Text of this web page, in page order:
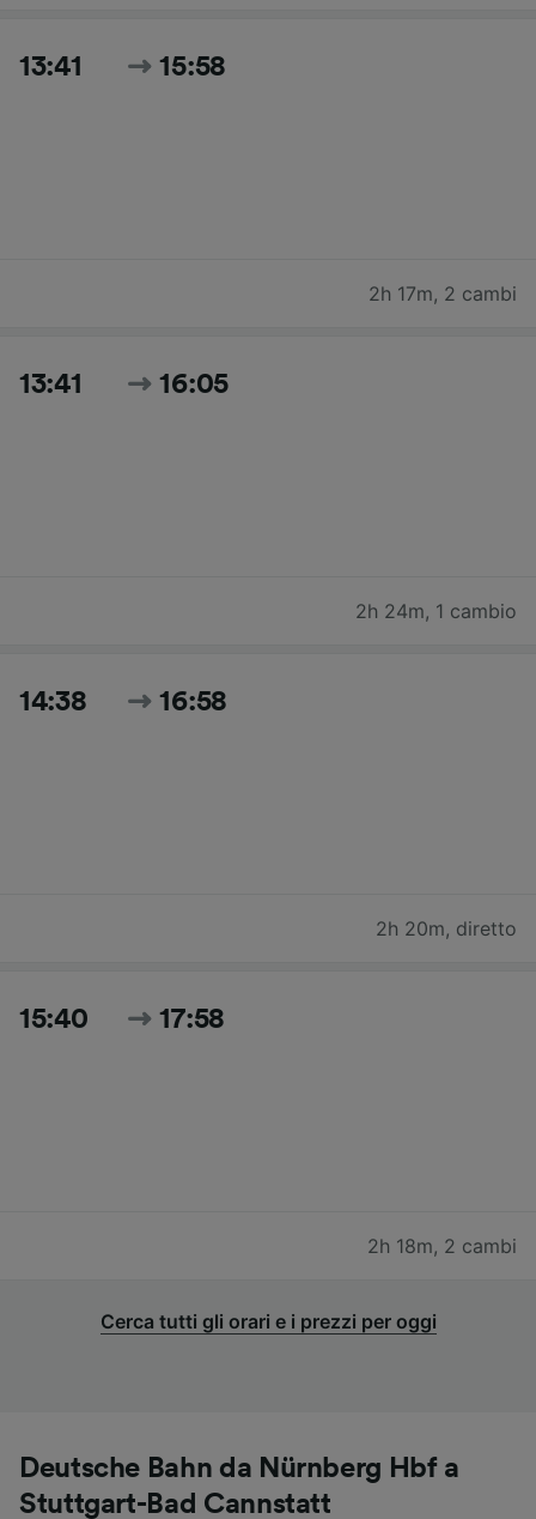
13:41 15:58
2h 17m, 2 cambi
13:41 16:05
2h 24m, 1 cambio
14:38 16:58
2h 20m, diretto
15:40 17:58
2h 18m, 2 cambi
Cerca tutti gli orari e i prezzi per oggi
Deutsche Bahn da Nürnberg Hbf a
Stuttgart-Bad Cannstatt